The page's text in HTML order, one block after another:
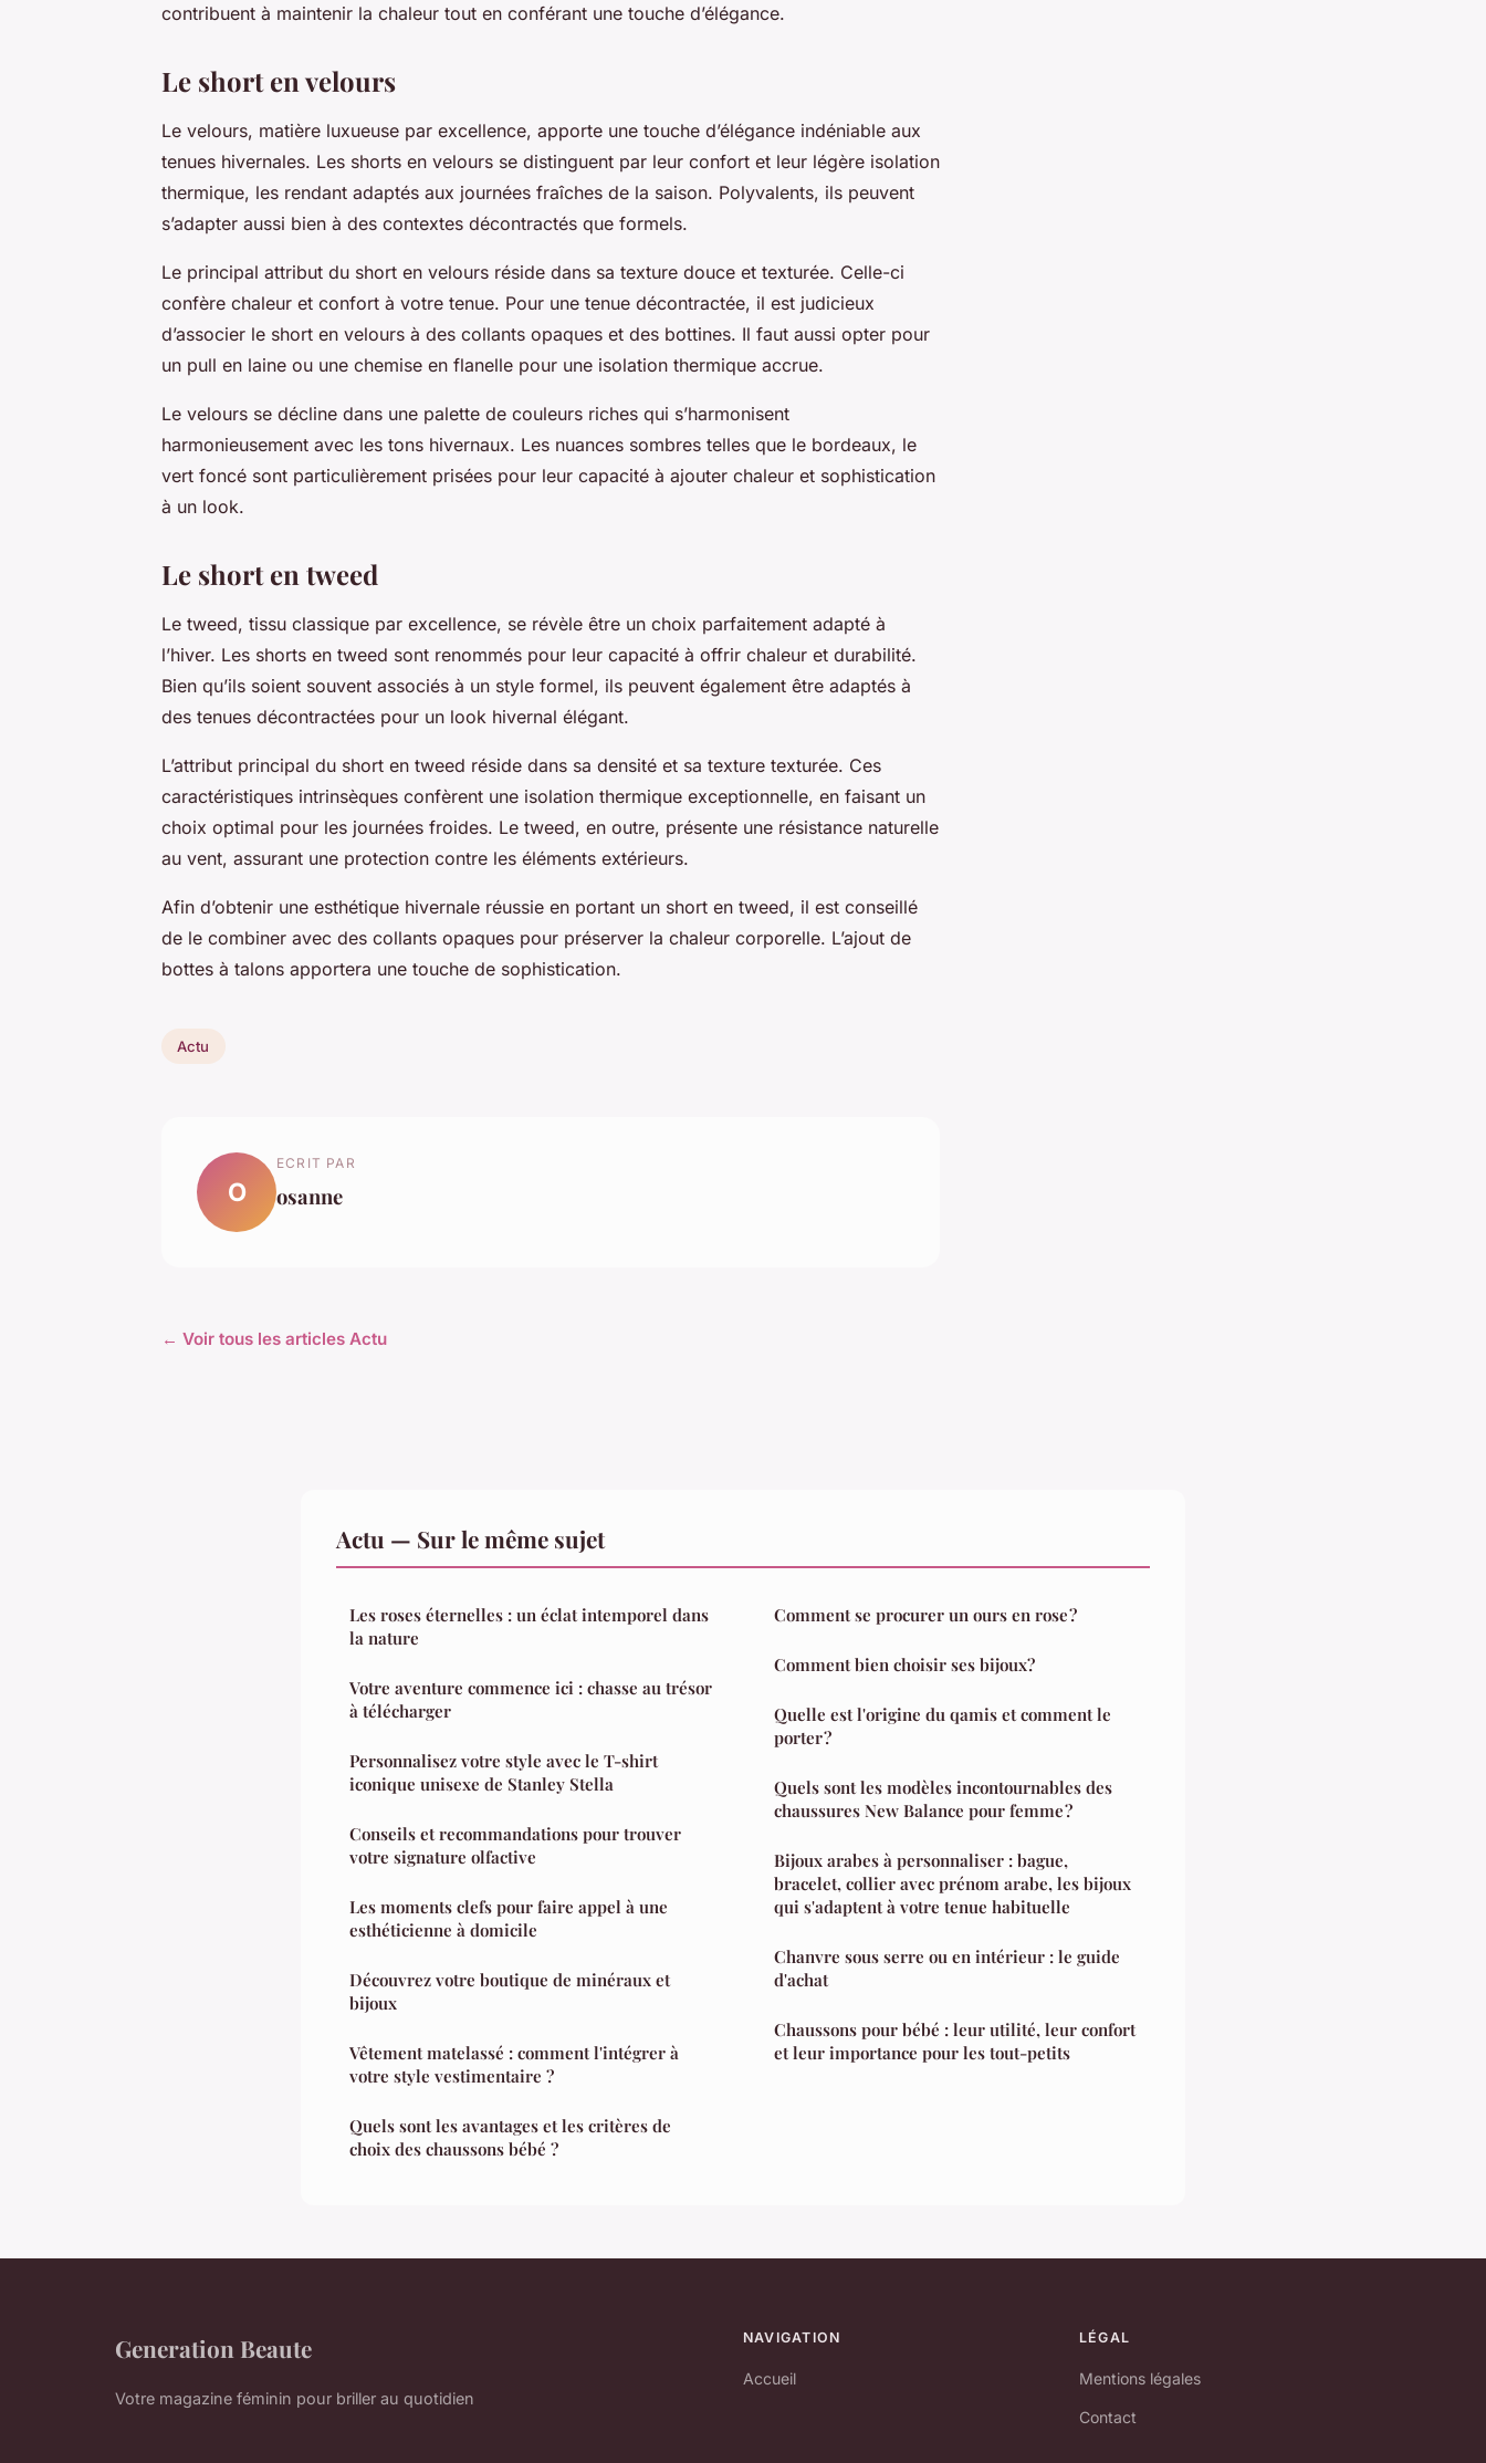
contribuent à maintenir la chaleur tout en conférant une touche d’élégance.
Le short en velours
Le velours, matière luxueuse par excellence, apporte une touche d’élégance indéniable aux
tenues hivernales. Les shorts en velours se distinguent par leur confort et leur légère isolation
thermique, les rendant adaptés aux journées fraîches de la saison. Polyvalents, ils peuvent
s’adapter aussi bien à des contextes décontractés que formels.
Le principal attribut du short en velours réside dans sa texture douce et texturée. Celle-ci
confère chaleur et confort à votre tenue. Pour une tenue décontractée, il est judicieux
d’associer le short en velours à des collants opaques et des bottines. Il faut aussi opter pour
un pull en laine ou une chemise en flanelle pour une isolation thermique accrue.
Le velours se décline dans une palette de couleurs riches qui s’harmonisent
harmonieusement avec les tons hivernaux. Les nuances sombres telles que le bordeaux, le
vert foncé sont particulièrement prisées pour leur capacité à ajouter chaleur et sophistication
à un look.
Le short en tweed
Le tweed, tissu classique par excellence, se révèle être un choix parfaitement adapté à
l’hiver. Les shorts en tweed sont renommés pour leur capacité à offrir chaleur et durabilité.
Bien qu’ils soient souvent associés à un style formel, ils peuvent également être adaptés à
des tenues décontractées pour un look hivernal élégant.
L’attribut principal du short en tweed réside dans sa densité et sa texture texturée. Ces
caractéristiques intrinsèques confèrent une isolation thermique exceptionnelle, en faisant un
choix optimal pour les journées froides. Le tweed, en outre, présente une résistance naturelle
au vent, assurant une protection contre les éléments extérieurs.
Afin d’obtenir une esthétique hivernale réussie en portant un short en tweed, il est conseillé
de le combiner avec des collants opaques pour préserver la chaleur corporelle. L’ajout de
bottes à talons apportera une touche de sophistication.
Actu
O
ECRIT PAR
osanne
← Voir tous les articles Actu
Actu — Sur le même sujet
Les roses éternelles : un éclat intemporel dans
la nature
Votre aventure commence ici : chasse au trésor
à télécharger
Personnalisez votre style avec le T-shirt
iconique unisexe de Stanley Stella
Conseils et recommandations pour trouver
votre signature olfactive
Les moments clefs pour faire appel à une
esthéticienne à domicile
Découvrez votre boutique de minéraux et
bijoux
Vêtement matelassé : comment l'intégrer à
votre style vestimentaire ?
Quels sont les avantages et les critères de
choix des chaussons bébé ?
Comment se procurer un ours en rose ?
Comment bien choisir ses bijoux?
Quelle est l'origine du qamis et comment le
porter ?
Quels sont les modèles incontournables des
chaussures New Balance pour femme ?
Bijoux arabes à personnaliser : bague,
bracelet, collier avec prénom arabe, les bijoux
qui s'adaptent à votre tenue habituelle
Chanvre sous serre ou en intérieur : le guide
d'achat
Chaussons pour bébé : leur utilité, leur confort
et leur importance pour les tout-petits
Generation Beaute
Votre magazine féminin pour briller au quotidien
NAVIGATION
Accueil
LÉGAL
Mentions légales
Contact